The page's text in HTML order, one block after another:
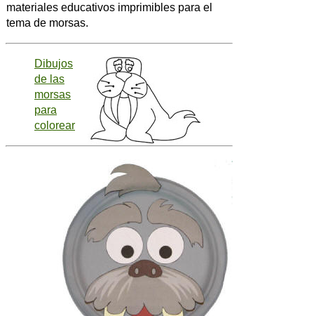
materiales educativos imprimibles para el
tema de morsas.
Dibujos
de las
morsas
para
colorear